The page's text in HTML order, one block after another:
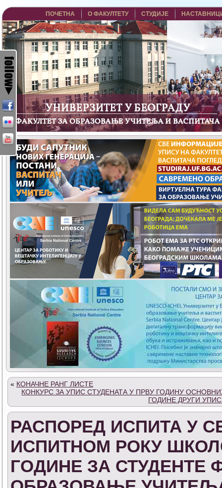
ПОЧЕТНА О ФАКУЛТЕТУ СТУДИЈЕ
« КОНАЧНЕ РАНГ ЛИСТЕ
КОНКУРС ЗА УПИС СТУДЕНАТА У ПРВУ ГОДИНУ
ГОДИНЕ ДРУГИ
РАСПОРЕД ИСПИТА У
ИСПИТНОМ РОКУ
ГОДИНЕ ЗА СТУДЕНТЕ